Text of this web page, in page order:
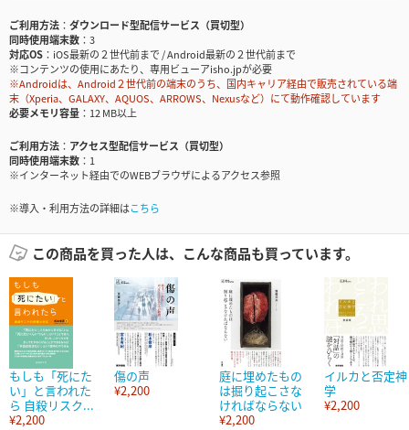
ご利用方法
ダウンロード型配信サービス（買切型）
同時使用端末数
3
対応OS
iOS最新の２世代前まで / Android最新の２世代前まで
※コンテンツの使用にあたり、専用ビューアisho.jpが必要
※Androidは、Android２世代前の端末のうち、国内キャリア経由で販売されている端
末（Xperia、GALAXY、AQUOS、ARROWS、Nexusなど）にて動作確認しています
必要メモリ容量
12 MB以上
ご利用方法
アクセス型配信サービス（買切型）
同時使用端末数
1
※インターネット経由でのWEBブラウザによるアクセス参照
※導入・利用方法の詳細はこちら
この商品を買った人は、こんな商品も買っています。
もしも「死にた
い」と言われた
ら 自殺リスク...
¥2,200
傷の声
¥2,200
庭に埋めたもの
は掘り起こさな
ければならない
¥2,200
イルカと否定神
学
¥2,200